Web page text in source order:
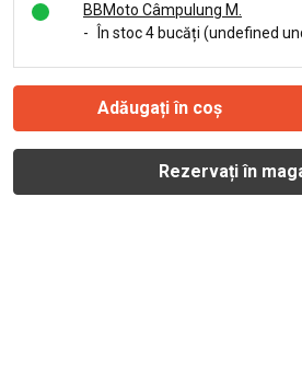
BBMoto Câmpulung M.
-
În stoc 4 bucăți (undefined
Adăugați în coș
Rezervați în